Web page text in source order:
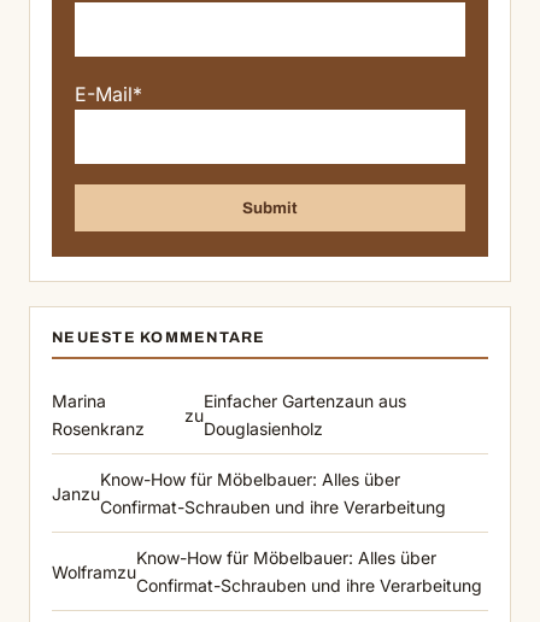
E-Mail*
NEUESTE KOMMENTARE
Marina
Rosenkranz
zu
Einfacher Gartenzaun aus
Douglasienholz
Janzu
Know-How für Möbelbauer: Alles über
Confirmat-Schrauben und ihre Verarbeitung
Wolframzu
Know-How für Möbelbauer: Alles über
Confirmat-Schrauben und ihre Verarbeitung